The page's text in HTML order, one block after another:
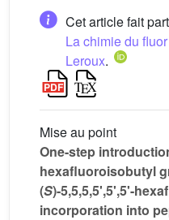
Cet article fait
La chimie du fluor
Leroux.
Mise au point
One-step
hexafluoroisobutyl
(S)-5,5,5,5',5',5'-
incorporation into